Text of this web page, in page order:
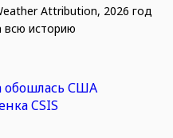
Attribution, 2026 год
всю историю